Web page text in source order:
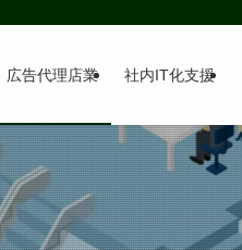
広告代理店業 社内IT化支援